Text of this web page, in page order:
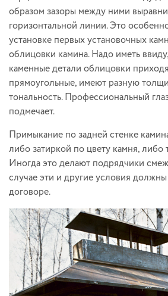
образом зазоры между ними
горизонтальной линии. Это
установке первых установочных
облицовки камина. Надо иметь
каменные детали облицовки
прямоугольные, имеют разную
тональность. Профессиональный
подмечает.
Примыкание по задней стенке
либо затиркой по цвету камня,
Иногда это делают подрядчики
случае эти и другие условия
договоре.